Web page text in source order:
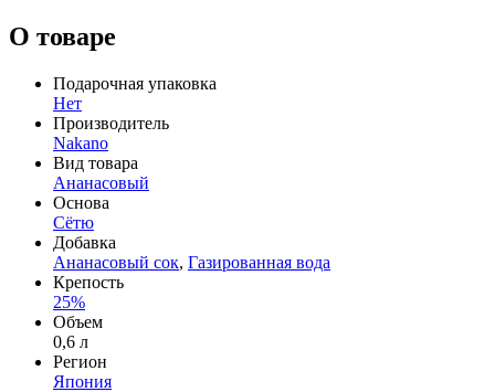
О товаре
Подарочная упаковка
Нет
Производитель
Nakano
Вид товара
Ананасовый
Основа
Сётю
Добавка
Ананасовый сок, Газированная вода
Крепость
25%
Объем
0,6 л
Регион
Япония